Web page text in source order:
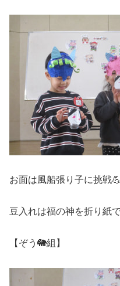
お面は風船張り子に挑戦
豆入れは福の神を折り紙
【ぞう🐘組】